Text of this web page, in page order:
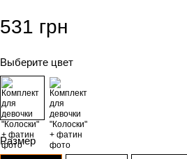
531 грн
Выберите цвет
Размер